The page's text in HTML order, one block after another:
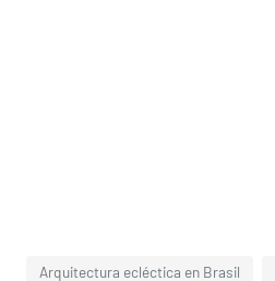
Arquitectura ecléctica en Brasil